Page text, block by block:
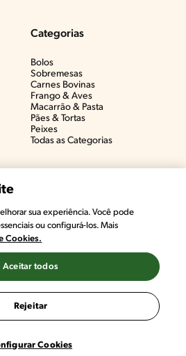
Categorias
Bolos
Sobremesas
Carnes Bovinas​
Frango & Aves​
Macarrão & Pasta​
Pães & Tortas​
Peixes
Todas as Categorias
sua experiência. Você pode
ou configurá-los. Mais
Cookies.
Cookies
Rejeitar
Aceitar todos